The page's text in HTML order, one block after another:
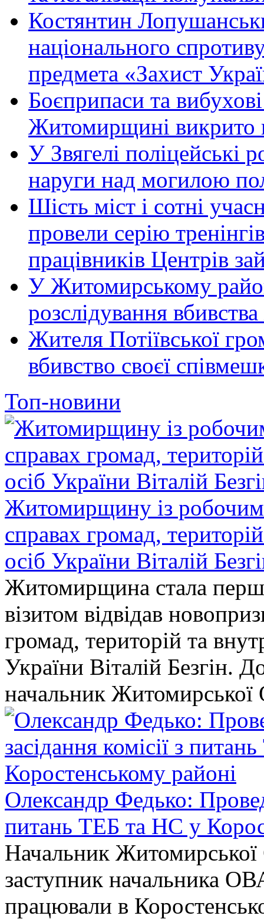
Костянтин
національного
предмета «Захист
Боєприпаси та
Житомирщині викрито
У Звягелі поліцейські
наруги над могилою
Шість міст і сотні
провели серію
працівників Центрів
У Житомирському
розслідування
Жителя Потіївської
вбивство своєї
Топ-новини
Житомирщину із робочим
справах громад,
осіб України Віталій
Житомирщина стала
візитом відвідав
громад, територій та
України Віталій Безгін.
начальник
Олександр Федько:
питань ТЕБ та НС у
Начальник
заступник начальника
працювали в